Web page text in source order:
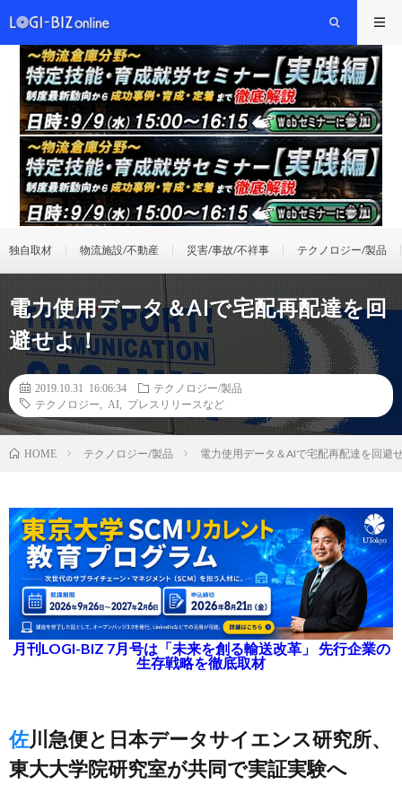
独自取材 物流施設/不動産 災害/事故/不祥事 テクノロジー/製品
電力使用データ＆AIで宅配再配達を回
避せよ！
2019.10.31 16:06:34
テクノロジー/製品
テクノロジー
AI プレスリリースなど
HOME テクノロジー/製品 電力使用データ＆AIで宅配再配達を回避
月刊LOGI-BIZ 7月号は「未来を創る輸送改革」 先行企業の
生存戦略を徹底取材
佐川急便と日本データサイエンス研究所、
東大大学院研究室が共同で実証実験へ